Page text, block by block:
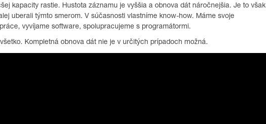
kapacity rastie. Hustota záznamu je vyššia a obnova dát náročnejšia. Je to však
uberali týmto smerom. V súčasnosti vlastníme know-how. Máme svoje
vyvíjame software, spolupracujeme s programátormi.
Kompletná obnova dát nie je v určitých prípadoch možná.